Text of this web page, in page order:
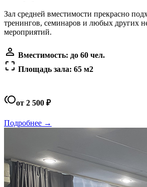
Зал средней вместимости прекрасно
тренингов, семинаров и любых других
мероприятий.
person_outline Вместимость: до 60 чел.
crop_free Площадь зала: 65 м2
tollот 2 500 ₽
Подробнее →